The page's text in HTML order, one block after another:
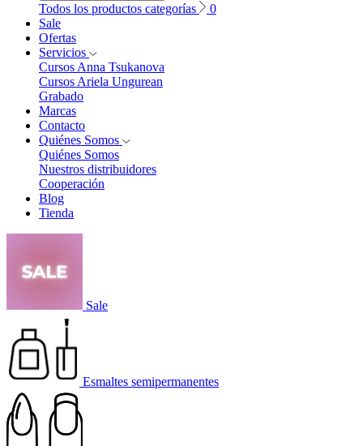
Todos los productos categorías
0
Sale
Ofertas
Servicios
Cursos Anna Tsukanova
Cursos Ariela Ungurean
Grabado
Marcas
Contacto
Quiénes Somos
Quiénes Somos
Nuestros distribuidores
Cooperación
Blog
Tienda
Sale
Esmaltes semipermanentes